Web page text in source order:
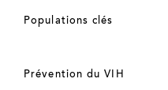
Populations clés
Prévention du VIH